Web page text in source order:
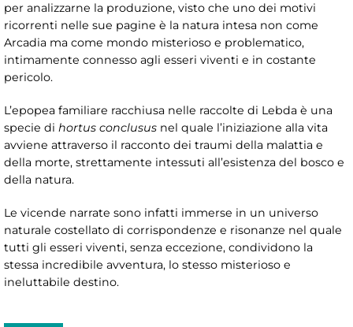
per analizzarne la produzione, visto che uno dei motivi
ricorrenti nelle sue pagine è la natura intesa non come
Arcadia ma come mondo misterioso e problematico,
intimamente connesso agli esseri viventi e in costante
pericolo.
L’epopea familiare racchiusa nelle raccolte di Lebda è una
specie di hortus conclusus nel quale l’iniziazione alla vita
avviene attraverso il racconto dei traumi della malattia e
della morte, strettamente intessuti all’esistenza del bosco e
della natura.
Le vicende narrate sono infatti immerse in un universo
naturale costellato di corrispondenze e risonanze nel quale
tutti gli esseri viventi, senza eccezione, condividono la
stessa incredibile avventura, lo stesso misterioso e
ineluttabile destino.